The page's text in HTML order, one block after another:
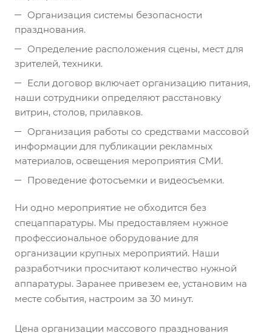
Организация системы безопасности
празднования.
Определение расположения сцены, мест для
зрителей, техники.
Если договор включает организацию питания,
наши сотрудники определяют расстановку
витрин, столов, прилавков.
Организация работы со средствами массовой
информации для публикации рекламных
материалов, освещения мероприятия СМИ.
Проведение фотосъемки и видеосъемки.
Ни одно мероприятие не обходится без
спецаппаратуры. Мы предоставляем нужное
профессиональное оборудование для
организации крупных мероприятий. Наши
разработчики просчитают количество нужной
аппаратуры. Заранее привезем ее, установим на
месте события, настроим за 30 минут.
Цена организации массового празднования